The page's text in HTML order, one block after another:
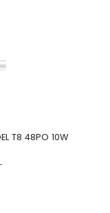
T8 48PO 10W